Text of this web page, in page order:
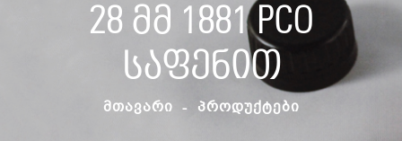
28 Მმ 1881 PCO
Საფენით
ᲛᲗᲐᲕᲐᲠᲘ ᲞᲠᲝᲓᲣᲥᲢᲔᲑᲘ